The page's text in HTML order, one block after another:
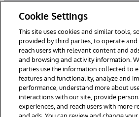
© 1996-2026 InterSystems Corporation,
vyhrazena.
Oznámení/podmínky a pravidla
Cookie Settings
This site uses cookies and similar tools,
provided by third parties, to operate and
reach users with relevant content and
and browsing and activity information.
parties use the information collected to
features and functionality, analyze and
performance, understand more about
interactions with our site, provide
experiences, and reach users with more